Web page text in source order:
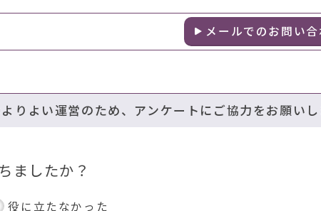
メールでのお問い合
りよい運営のため、アンケートにご協力をお願い
ましたか？
役に立たなかった